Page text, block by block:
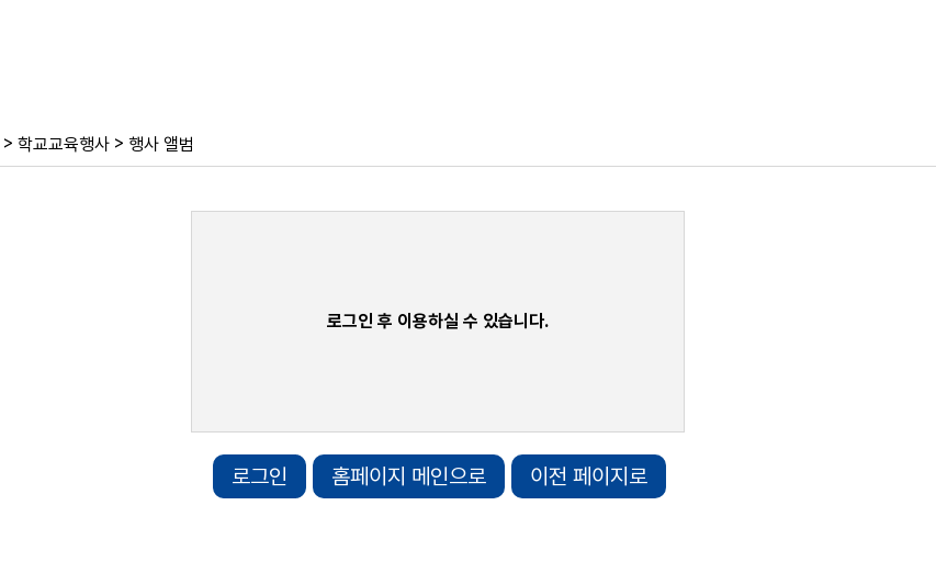
> 학교교육행사 > 행사 앨범
로그인 후 이용하실 수 있습니다.
로그인 홈페이지 메인으로 이전 페이지로